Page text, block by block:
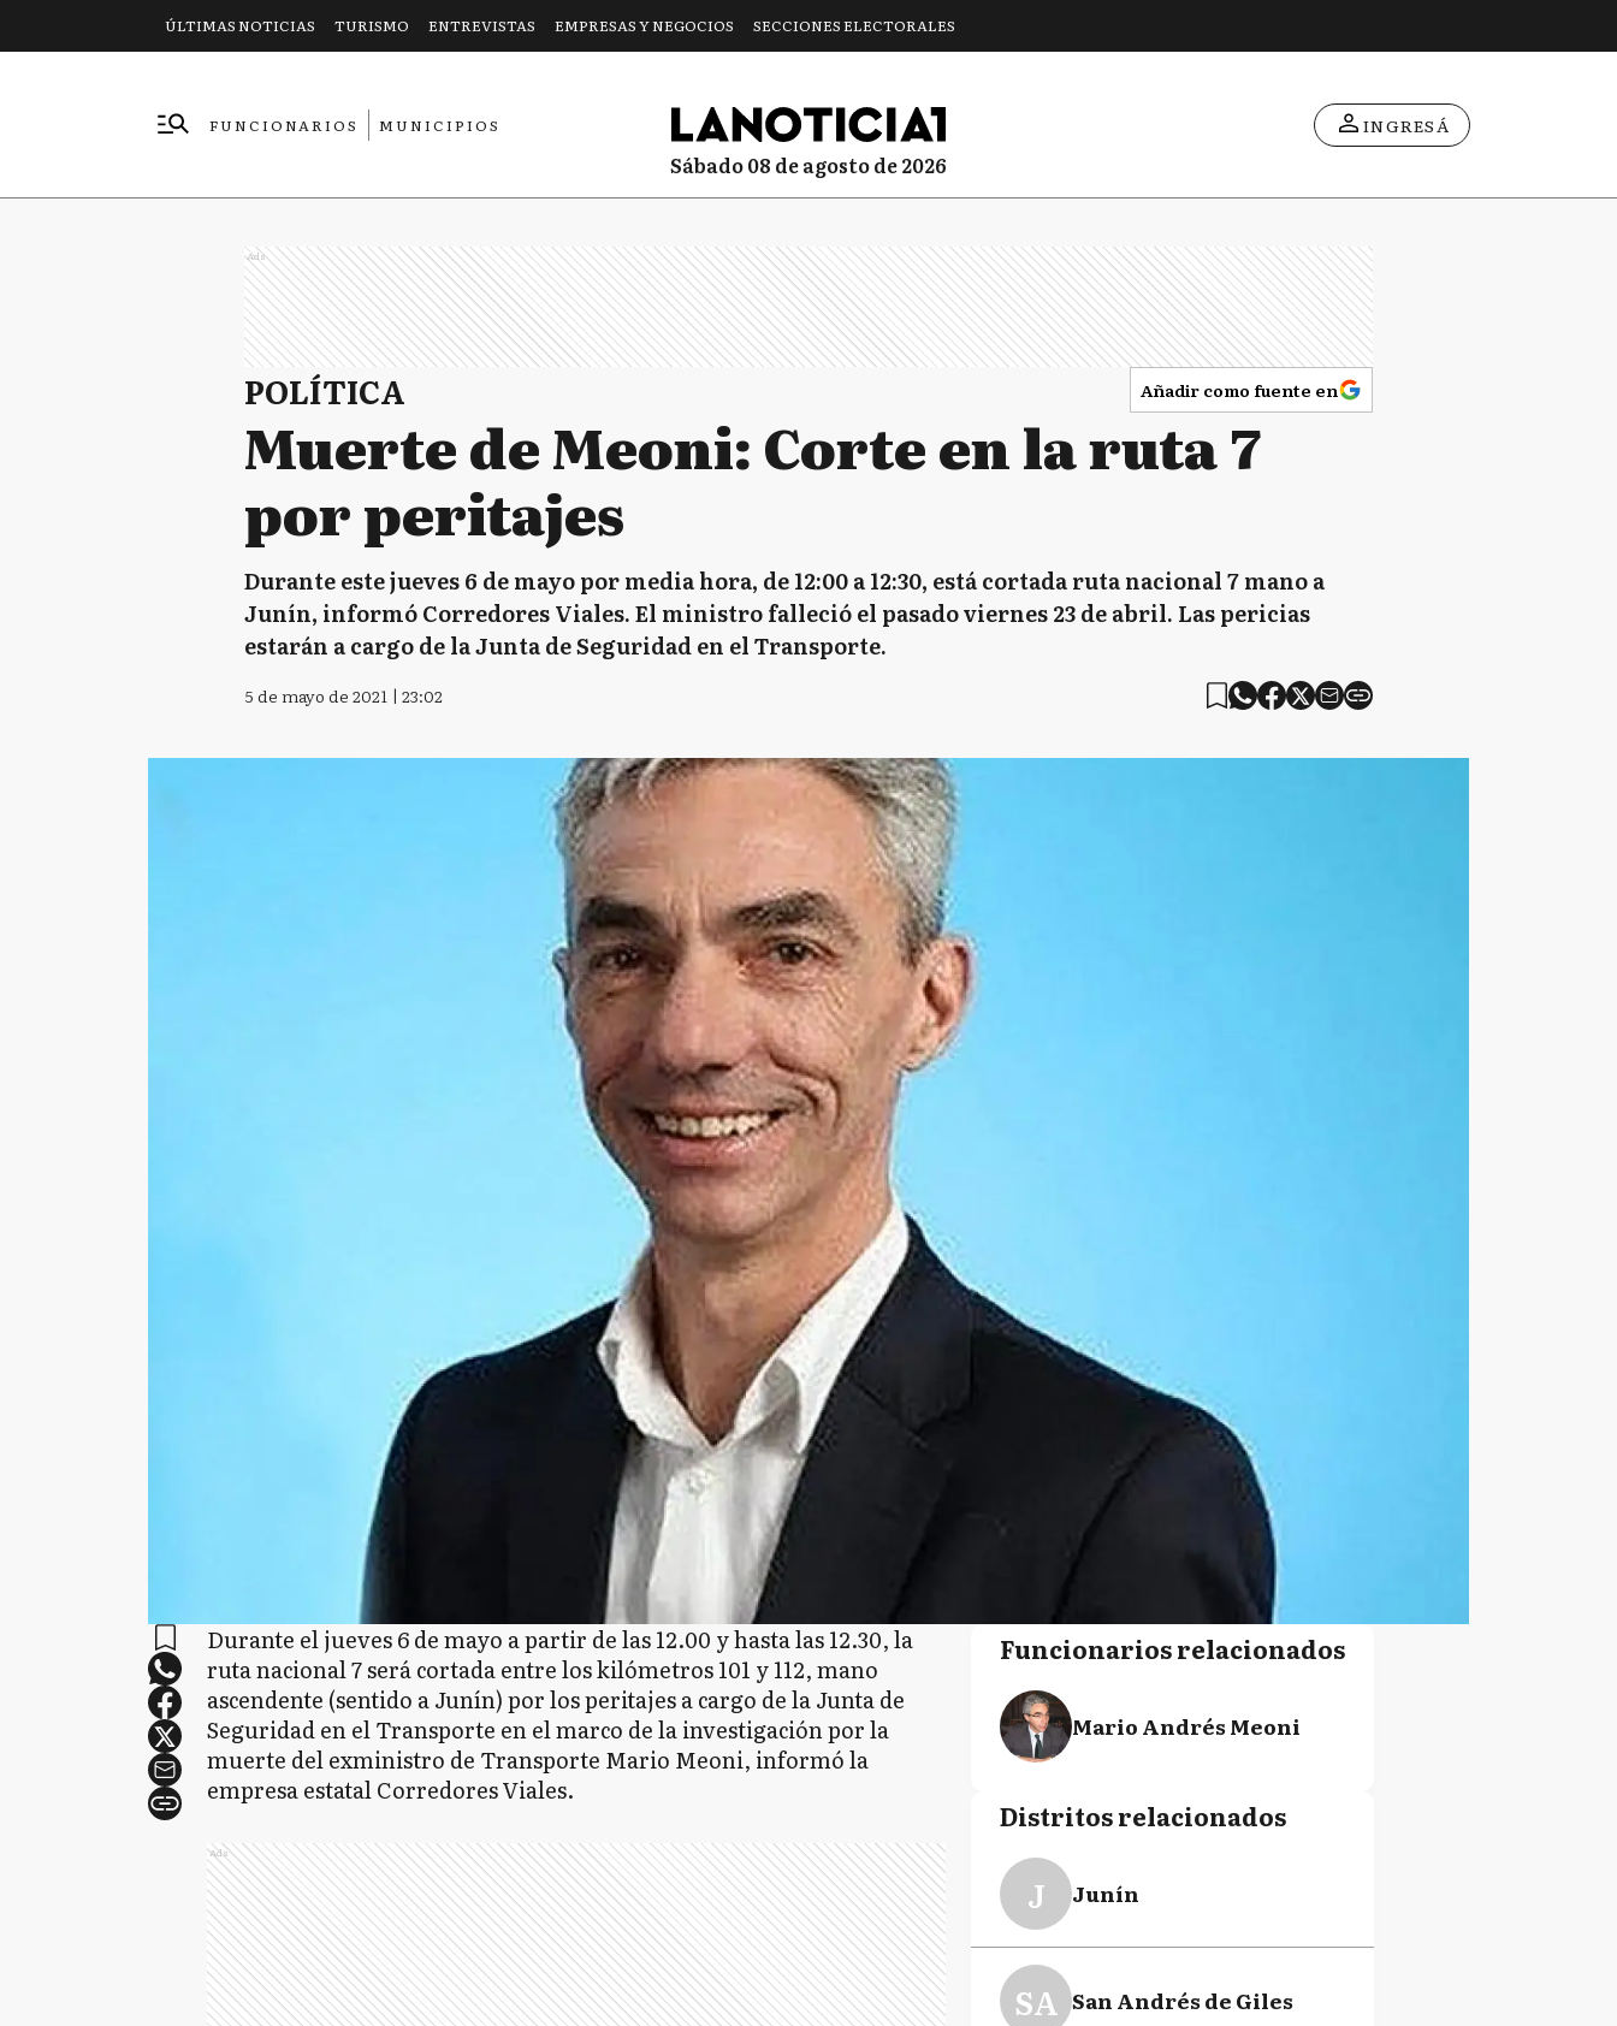
ÚLTIMAS NOTICIAS TURISMO ENTREVISTAS EMPRESAS Y NEGOCIOS SECCIONES ELECTORALES
FUNCIONARIOS
MUNICIPIOS
sábado 08 de agosto de 2026
INGRESÁ
Ads
POLÍTICA Añadir como fuente en
Muerte de Meoni: Corte en la ruta 7
por peritajes
Durante este jueves 6 de mayo por media hora, de 12:00 a 12:30, está cortada ruta nacional 7 mano a
Junín, informó Corredores Viales. El ministro falleció el pasado viernes 23 de abril. Las pericias
estarán a cargo de la Junta de Seguridad en el Transporte.
5 de mayo de 2021 | 23:02
Durante el jueves 6 de mayo a partir de las 12.00 y hasta las 12.30, la
ruta nacional 7 será cortada entre los kilómetros 101 y 112, mano
ascendente (sentido a Junín) por los peritajes a cargo de la Junta de
Seguridad en el Transporte en el marco de la investigación por la
muerte del exministro de Transporte Mario Meoni, informó la
empresa estatal Corredores Viales.
Ads
Funcionarios relacionados
Mario Andrés Meoni
Distritos relacionados
J Junín
SA San Andrés de Giles